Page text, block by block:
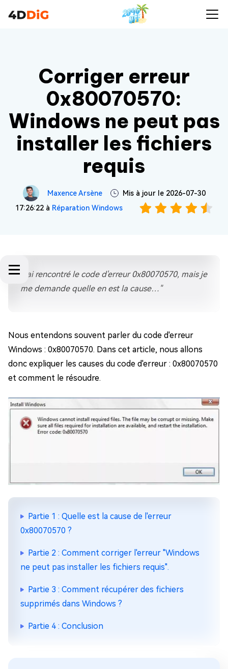
Corriger erreur
0x80070570:
Windows ne peut pas
installer les fichiers
requis
Maxence Arsène
Mis à jour le 2026-07-30
17:26:22 à Réparation Windows
"J'ai rencontré le code d'erreur 0x80070570, mais je
me demande quelle en est la cause…"
Nous entendons souvent parler du code d'erreur
Windows : 0x80070570. Dans cet article, nous allons
donc expliquer les causes du code d'erreur : 0x80070570
et comment le résoudre.
Partie 1 : Quelle est la cause de l'erreur
0x80070570 ?
Partie 2 : Comment corriger l'erreur "Windows
ne peut pas installer les fichiers requis".
Partie 3 : Comment récupérer des fichiers
supprimés dans Windows ?
Partie 4 : Conclusion